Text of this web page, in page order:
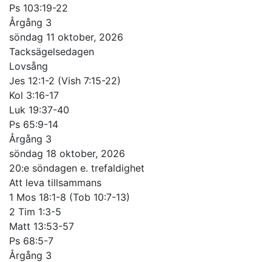
Ps 103:19-22
Årgång 3
söndag 11 oktober, 2026
Tacksägelsedagen
Lovsång
Jes 12:1-2 (Vish 7:15-22)
Kol 3:16-17
Luk 19:37-40
Ps 65:9-14
Årgång 3
söndag 18 oktober, 2026
20:e söndagen e. trefaldighet
Att leva tillsammans
1 Mos 18:1-8 (Tob 10:7-13)
2 Tim 1:3-5
Matt 13:53-57
Ps 68:5-7
Årgång 3